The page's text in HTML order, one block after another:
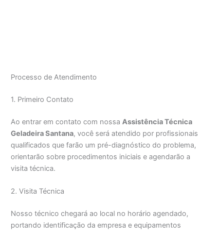
Processo de Atendimento
1. Primeiro Contato
Ao entrar em contato com nossaAssistência Técnica
Geladeira Santana, você será atendido por profissionais
qualificados que farão um pré-diagnóstico do problema,
orientarão sobre procedimentos iniciais e agendarão a
visita técnica.
2. Visita Técnica
Nosso técnico chegará ao local no horário agendado,
portando identificação da empresa e equipamentos